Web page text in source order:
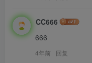
CC666
666
4年前 回复